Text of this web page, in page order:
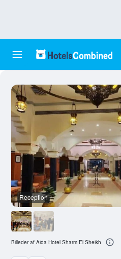
Reception
Billeder af Aida Hotel Sharm El Sheikh